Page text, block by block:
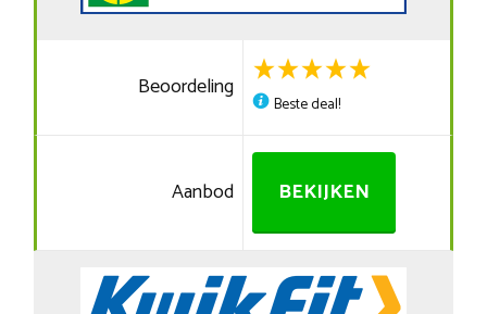
Beoordeling
Beste deal!
Aanbod BEKIJKEN